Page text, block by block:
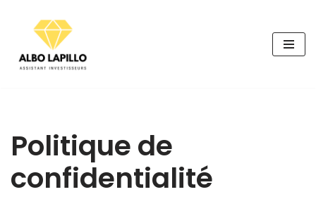
au
contenu
Politique de
confidentialité